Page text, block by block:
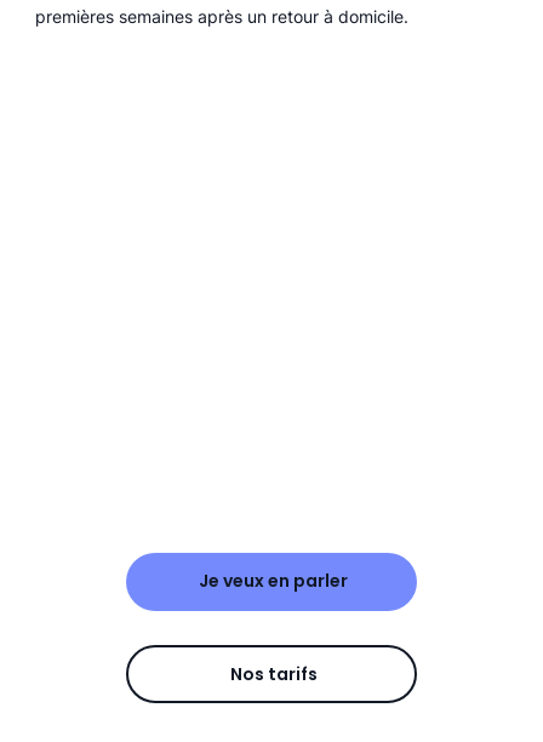
Je veux en parler
Nos tarifs
premières semaines après un retour à domicile.